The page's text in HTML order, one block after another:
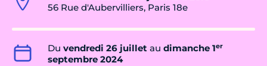
56 Rue d'Aubervilliers, Paris 18e
Du vendredi 26 juillet au dimanche 1er
septembre 2024